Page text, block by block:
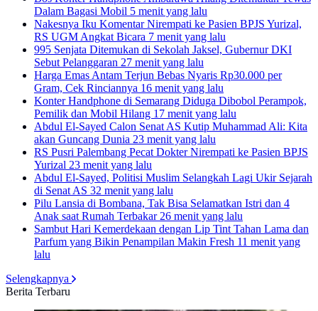
Dalam Bagasi Mobil 5 menit yang lalu
Nakesnya Iku Komentar Nirempati ke Pasien BPJS Yurizal,
RS UGM Angkat Bicara 7 menit yang lalu
995 Senjata Ditemukan di Sekolah Jaksel, Gubernur DKI
Sebut Pelanggaran 27 menit yang lalu
Harga Emas Antam Terjun Bebas Nyaris Rp30.000 per
Gram, Cek Rinciannya 16 menit yang lalu
Konter Handphone di Semarang Diduga Dibobol Perampok,
Pemilik dan Mobil Hilang 17 menit yang lalu
Abdul El-Sayed Calon Senat AS Kutip Muhammad Ali: Kita
akan Guncang Dunia 23 menit yang lalu
RS Pusri Palembang Pecat Dokter Nirempati ke Pasien BPJS
Yurizal 23 menit yang lalu
Abdul El-Sayed, Politisi Muslim Selangkah Lagi Ukir Sejarah
di Senat AS 32 menit yang lalu
Pilu Lansia di Bombana, Tak Bisa Selamatkan Istri dan 4
Anak saat Rumah Terbakar 26 menit yang lalu
Sambut Hari Kemerdekaan dengan Lip Tint Tahan Lama dan
Parfum yang Bikin Penampilan Makin Fresh 11 menit yang
lalu
Selengkapnya
Berita Terbaru